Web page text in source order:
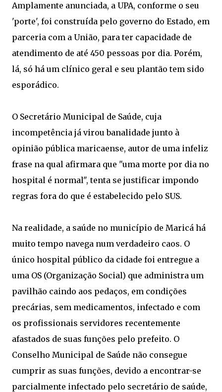
Amplamente anunciada, a UPA, conforme o seu
'porte', foi construída pelo governo do Estado, em
parceria com a União, para ter capacidade de
atendimento de até 450 pessoas por dia. Porém,
lá, só há um clínico geral e seu plantão tem sido
esporádico.
O Secretário Municipal de Saúde, cuja
incompetência já virou banalidade junto à
opinião pública maricaense, autor de uma infeliz
frase na qual afirmara que "uma morte por dia no
hospital é normal", tenta se justificar impondo
regras fora do que é estabelecido pelo SUS.
Na realidade, a saúde no município de Maricá há
muito tempo navega num verdadeiro caos. O
único hospital público da cidade foi entregue a
uma OS (Organização Social) que administra um
pavilhão caindo aos pedaços, em condições
precárias, sem medicamentos, infectado e com
os profissionais servidores recentemente
afastados de suas funções pelo prefeito. O
Conselho Municipal de Saúde não consegue
cumprir as suas funções, devido a encontrar-se
parcialmente infectado pelo secretário de saúde,